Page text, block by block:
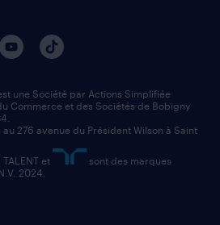
une Société par Actions Simplifiée
Commerce et des Sociétés de Bobigny
276 avenue du Président Wilson à Saint
TALENT et
sont des marques
2024.